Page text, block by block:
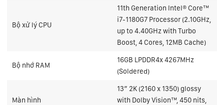
Bộ xử lý CPU
11th Generation Intel® Core™
i7-1180G7 Processor (2.10GHz,
up to 4.40GHz with Turbo
Boost, 4 Cores, 12MB Cache)
Bộ nhớ RAM
16GB LPDDR4x 4267MHz
(Soldered)
Màn hình
13″ 2K (2160 x 1350) glossy
with Dolby Vision™, 450 nits,